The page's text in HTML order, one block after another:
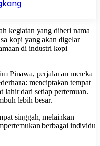
kegiatan yang diberi nama
kopi yang akan digelar
di industri kopi
Pinawa, perjalanan mereka
menciptakan tempat
lahir dari setiap pertemuan.
lebih besar.
singgah, melainkan
berbagai individu